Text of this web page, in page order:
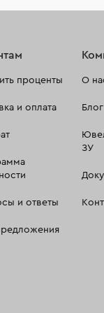
проценты
и оплата
и ответы
О
Блог
ЗУ